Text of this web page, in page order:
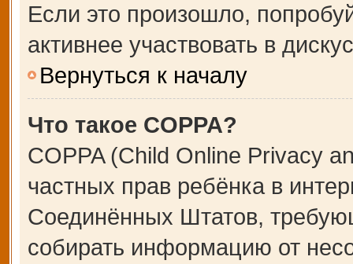
Если это произошло,
активнее участвовать в
Вернуться к началу
Что такое COPPA?
COPPA (Child Online Privacy
частных прав ребёнка в
Соединённых Штатов,
собирать информацию от